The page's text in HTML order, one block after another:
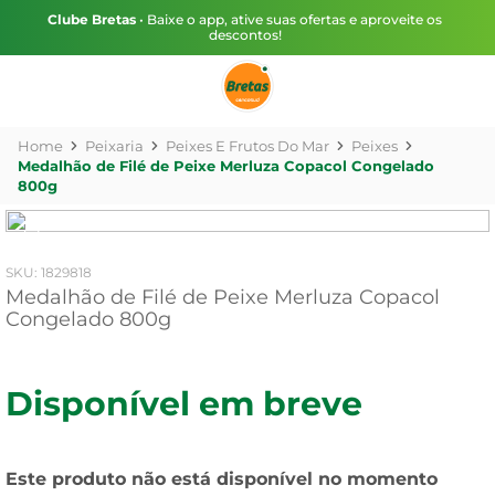
Clube Bretas • Baixe o app, ative suas ofertas e aproveite os
descontos!
Peixaria Peixes E Frutos Do Mar
Peixes
Medalhão de Filé de Peixe Merluza Copacol Congelado
800g
: 1829818
Medalhão de Filé de Peixe Merluza Copacol
Congelado 800g
Disponível em breve
Este produto não está disponível no momento